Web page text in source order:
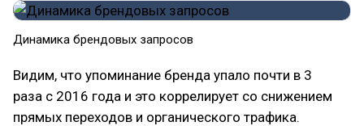
Динамика брендовых запросов
Видим, что упоминание бренда упало почти в 3
раза с 2016 года и это коррелирует со снижением
прямых переходов и органического трафика.